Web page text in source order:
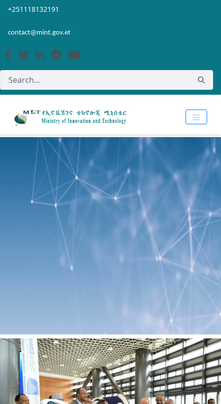
Skip to Main Content
Open Accessibility Menu
+251118132191
contact@mint.gov.et